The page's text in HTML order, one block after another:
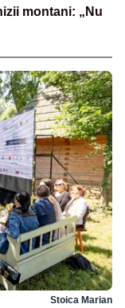
montani: „Nu
Stoica Marian